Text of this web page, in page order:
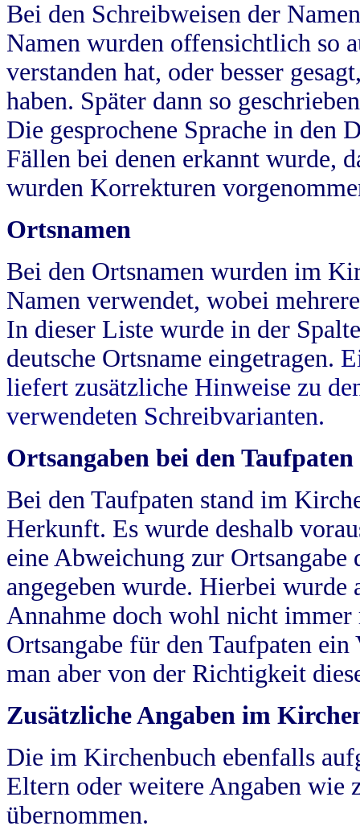
Bei den Schreibweisen der
Namen wurden offensichtlich so
verstanden hat, oder besser
haben. Später dann so
Die gesprochene Sprache in
Fällen bei denen erkannt wurde,
wurden Korrekturen
Ortsnamen
Bei den Ortsnamen wurden im
Namen verwendet, wobei
In dieser Liste wurde in der
deutsche Ortsname eingetragen.
liefert zusätzliche Hinweise zu
verwendeten Schreibvarianten.
Ortsangaben bei den Taufpaten
Bei den Taufpaten stand im
Herkunft. Es wurde deshalb
eine Abweichung zur
angegeben wurde. Hierbei wurde
Annahme doch wohl nicht
Ortsangabe für den Taufpaten
man aber von der Richtigkeit
Zusätzliche Angaben im
Die im Kirchenbuch ebenfalls
Eltern oder weitere Angaben wie
übernommen.